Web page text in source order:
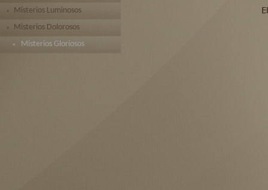
Misterios Luminosos
Misterios Dolorosos
Misterios Gloriosos